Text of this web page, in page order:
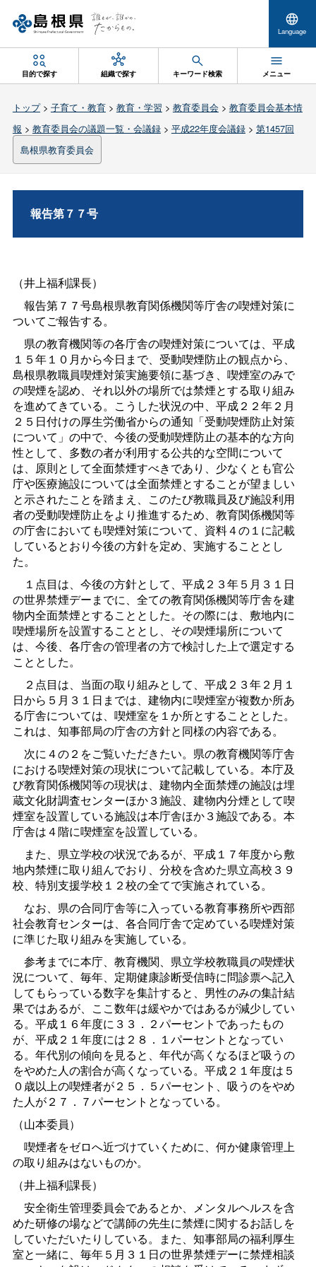
Language
目的で探す 組織で探す キーワード検索 メニュー
トップ> 子育て・教育> 教育・学習 > 教育委員会 > 教育委員会基本情
報 > 教育委員会の議題一覧・会議録> 平成22年度会議録> 第1457回
島根県教育委員会
報告第７７号
（井上福利課長）
報告第７７号島根県教育関係機関等庁舎の喫煙対策に
ついてご報告する。
県の教育機関等の各庁舎の喫煙対策については、平成
１５年１０月から今日まで、受動喫煙防止の観点から、
島根県教職員喫煙対策実施要領に基づき、喫煙室のみで
の喫煙を認め、それ以外の場所では禁煙とする取り組み
を進めてきている。こうした状況の中、平成２２年２月
２５日付けの厚生労働省からの通知「受動喫煙防止対策
について」の中で、今後の受動喫煙防止の基本的な方向
性として、多数の者が利用する公共的な空間について
は、原則として全面禁煙すべきであり、少なくとも官公
庁や医療施設については全面禁煙とすることが望ましい
と示されたことを踏まえ、このたび教職員及び施設利用
者の受動喫煙防止をより推進するため、教育関係機関等
の庁舎においても喫煙対策について、資料４の１に記載
しているとおり今後の方針を定め、実施することとし
た。
１点目は、今後の方針として、平成２３年５月３１日
の世界禁煙デーまでに、全ての教育関係機関等庁舎を建
物内全面禁煙とすることとした。その際には、敷地内に
喫煙場所を設置することとし、その喫煙場所について
は、今後、各庁舎の管理者の方で検討した上で選定する
こととした。
２点目は、当面の取り組みとして、平成２３年２月１
日から５月３１日までは、建物内に喫煙室が複数か所あ
る庁舎については、喫煙室を１か所とすることとした。
これは、知事部局の庁舎の方針と同様の内容である。
次に４の２をご覧いただきたい。県の教育機関等庁舎
における喫煙対策の現状について記載している。本庁及
び教育関係機関等の現状は、建物内全面禁煙の施設は埋
蔵文化財調査センターほか３施設、建物内分煙として喫
煙室を設置している施設は本庁舎ほか３施設である。本
庁舎は４階に喫煙室を設置している。
また、県立学校の状況であるが、平成１７年度から敷
地内禁煙に取り組んでおり、分校を含めた県立高校３９
校、特別支援学校１２校の全てで実施されている。
なお、県の合同庁舎等に入っている教育事務所や西部
社会教育センターは、各合同庁舎で定めている喫煙対策
に準じた取り組みを実施している。
参考までに本庁、教育機関、県立学校教職員の喫煙状
況について、毎年、定期健康診断受信時に問診票へ記入
してもらっている数字を集計すると、男性のみの集計結
果ではあるが、ここ数年は緩やかではあるが減少してい
る。平成１６年度に３３．２パーセントであったもの
が、平成２１年度には２８．１パーセントとなってい
る。年代別の傾向を見ると、年代が高くなるほど吸うの
をやめた人の割合が高くなっている。平成２１年度は５
０歳以上の喫煙者が２５．５パーセント、吸うのをやめ
た人が２７．７パーセントとなっている。
（山本委員）
喫煙者をゼロへ近づけていくために、何か健康管理上
の取り組みはないものか。
（井上福利課長）
安全衛生管理委員会であるとか、メンタルヘルスを含
めた研修の場などで講師の先生に禁煙に関するお話しを
していただいたりしている。また、知事部局の福利厚生
室と一緒に、毎年５月３１日の世界禁煙デーに禁煙相談